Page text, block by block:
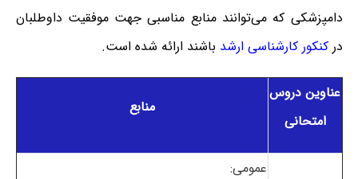
دامپزشکی که می‌توانند منابع مناسبی جهت موفقیت داوطلبان
در کنکور کارشناسی ارشد باشند ارائه شده است.
عناوین دروس
امتحانی
منابع
عمومی: